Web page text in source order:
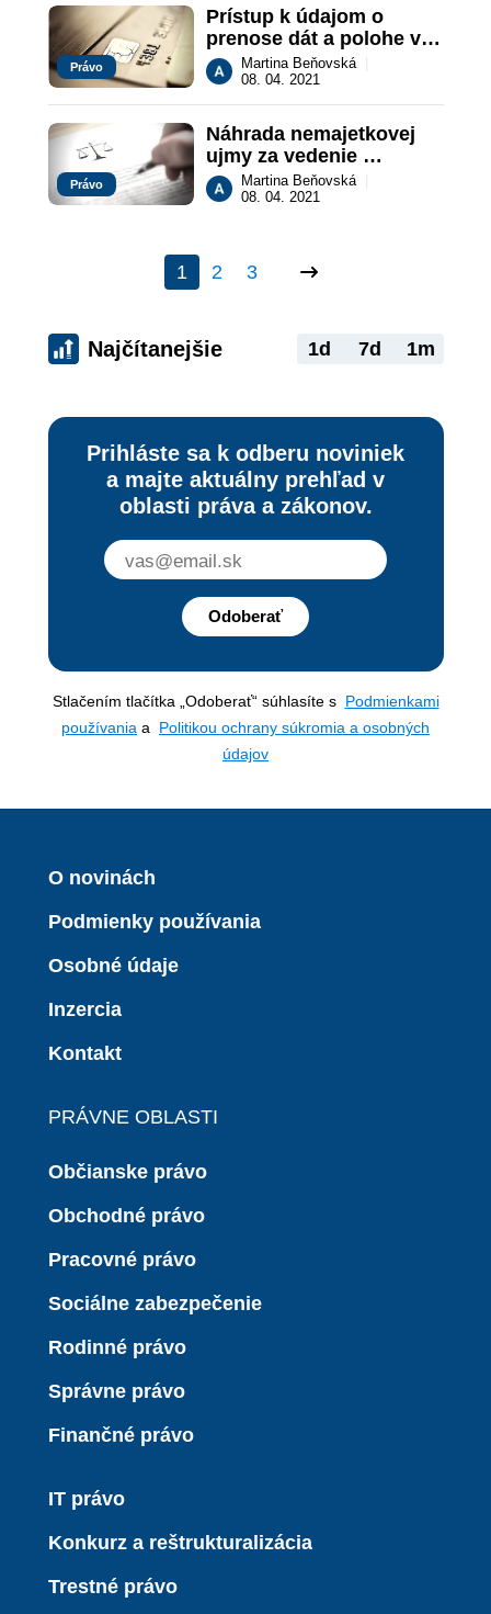
Právo
Prístup k údajom o
prenose dát a polohe v
trestnom konaní
Martina Beňovská
08. 04. 2021
Právo
Náhrada nemajetkovej
ujmy za vedenie
trestného stíhania
Martina Beňovská
08. 04. 2021
1 2 3
Najčítanejšie 1d 7d 1m
Prihláste sa k odberu noviniek
a majte aktuálny prehľad v
oblasti práva a zákonov.
Odoberať
Stlačením tlačítka „Odoberať“ súhlasíte s Podmienkami
používania a Politikou ochrany súkromia a osobných
údajov
O novinách
Podmienky používania
Osobné údaje
Inzercia
Kontakt
PRÁVNE OBLASTI
Občianske právo
Obchodné právo
Pracovné právo
Sociálne zabezpečenie
Rodinné právo
Správne právo
Finančné právo
IT právo
Konkurz a reštrukturalizácia
Trestné právo